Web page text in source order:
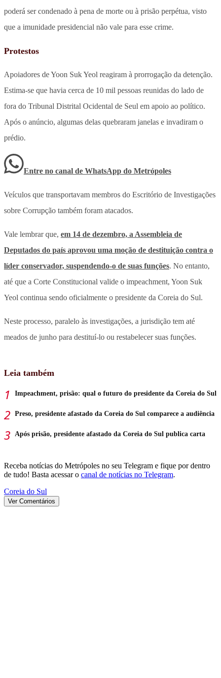
poderá ser condenado à pena de morte ou à prisão perpétua, visto
que a imunidade presidencial não vale para esse crime.
Protestos
Apoiadores de Yoon Suk Yeol reagiram à prorrogação da detenção.
Estima-se que havia cerca de 10 mil pessoas reunidas do lado de
fora do Tribunal Distrital Ocidental de Seul em apoio ao político.
Após o anúncio, algumas delas quebraram janelas e invadiram o
prédio.
Entre no canal de WhatsApp do Metrópoles
Veículos que transportavam membros do Escritório de Investigações
sobre Corrupção também foram atacados.
Vale lembrar que, em 14 de dezembro, a Assembleia de
Deputados do país aprovou uma moção de destituição contra o
líder conservador, suspendendo-o de suas funções. No entanto,
até que a Corte Constitucional valide o impeachment, Yoon Suk
Yeol continua sendo oficialmente o presidente da Coreia do Sul.
Neste processo, paralelo às investigações, a jurisdição tem até
meados de junho para destituí-lo ou restabelecer suas funções.
Leia também
Impeachment, prisão: qual o futuro do presidente da Coreia do Sul
Preso, presidente afastado da Coreia do Sul comparece a audiência
Após prisão, presidente afastado da Coreia do Sul publica carta
Receba notícias do Metrópoles no seu Telegram e fique por dentro
de tudo! Basta acessar o canal de notícias no Telegram.
Coreia do Sul
Ver Comentários